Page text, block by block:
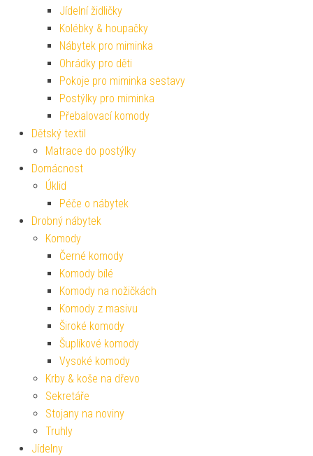
Jídelní židličky
Kolébky & houpačky
Nábytek pro miminka
Ohrádky pro děti
Pokoje pro miminka sestavy
Postýlky pro miminka
Přebalovací komody
Dětský textil
Matrace do postýlky
Domácnost
Úklid
Péče o nábytek
Drobný nábytek
Komody
Černé komody
Komody bílé
Komody na nožičkách
Komody z masivu
Široké komody
Šuplíkové komody
Vysoké komody
Krby & koše na dřevo
Sekretáře
Stojany na noviny
Truhly
Jídelny